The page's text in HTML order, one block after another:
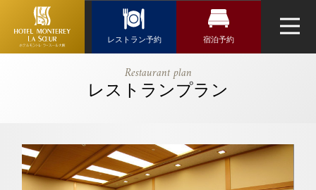
以上で個室利
用可】会席料
理+日本酒・
宿泊予約
レストラン予約
Restaurant plan
レストランプラン
トップページ
Reservation
レストラン予約
日本料理「隨縁亭」
（受付時間 11:00～20:30）
宿泊検索
航空券＋宿泊検索
チェックイン日がお決まりの方
チェックイン